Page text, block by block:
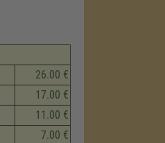
26.00 €
17.00 €
11.00 €
7.00 €